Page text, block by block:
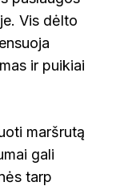
Vis dėlto
ir puikiai
maršrutą
gali
tarp